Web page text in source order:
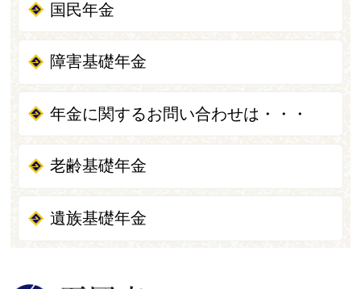
国民年金
障害基礎年金
年金に関するお問い合わせは・・・
老齢基礎年金
遺族基礎年金